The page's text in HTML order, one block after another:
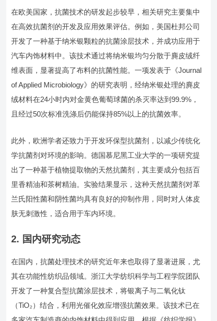
在欧美国家，抗菌技术的研发起步较早，相关研究主要集中
在高效抗菌剂的开发及应用效果评估。例如，美国杜邦公司
开发了一种基于纳米银颗粒的抗菌涂层技术，并成功应用于
汽车内饰材料中。该技术通过将纳米银均匀分散于麂皮绒纤
维表面，显著提高了布料的抗菌性能。一项发表于《Journal
of Applied Microbiology》的研究表明，经纳米银处理的麂皮
绒材料在24小时内对金黄色葡萄球菌的杀灭率达到99.9%，
且经过50次标准洗涤后仍能保持85%以上的抗菌效率。
此外，欧洲学者还致力于开发环保型抗菌剂，以减少传统化
学抗菌剂对环境的影响。德国慕尼黑工业大学的一项研究提
出了一种基于植物提取物的天然抗菌剂，其主要成分包括百
里香精油和茶树精油。实验结果显示，这种天然抗菌剂对革
兰氏阳性菌和阴性菌均具有良好的抑制作用，同时对人体皮
肤无刺激性，适合用于车内环境。
2. 国内研究动态
在国内，抗菌处理技术的研究近年来也取得了显著进展，尤
其在功能性纺织品领域。浙江大学纺织科学与工程学院团队
开发了一种复合型抗菌涂层技术，将银离子与二氧化钛
（TiO₂）结合，利用光催化效应增强抗菌效果。该技术已在